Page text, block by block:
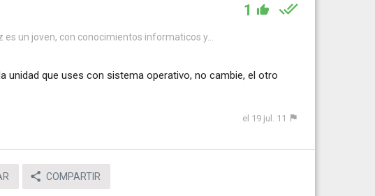
1
es un joven, con conocimientos informaticos y...
unidad que uses con sistema operativo, no cambie, el otro
el 19 jul. 11
COMPARTIR